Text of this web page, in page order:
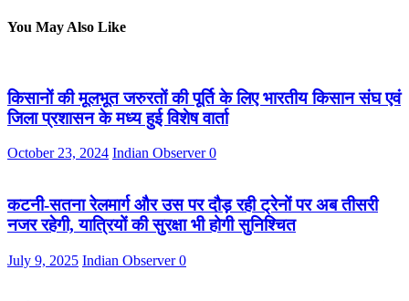
You May Also Like
किसानों की मूलभूत जरुरतों की पूर्ति के लिए भारतीय किसान संघ एवं
जिला प्रशासन के मध्य हुई विशेष वार्ता
October 23, 2024 Indian Observer0
कटनी-सतना रेलमार्ग और उस पर दौड़ रही ट्रेनों पर अब तीसरी
नजर रहेगी, यात्रियों की सुरक्षा भी होगी सुनिश्चित
July 9, 2025 Indian Observer0